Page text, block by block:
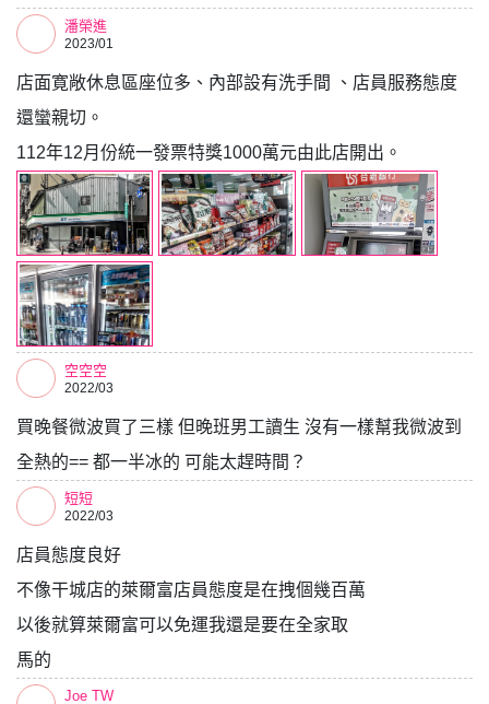
潘榮進
2023/01
店面寛敞休息區座位多、內部設有洗手間 、店員服務態度
還蠻親切。
112年12月份統一發票特獎1000萬元由此店開出。
空空空
2022/03
買晚餐微波買了三樣 但晚班男工讀生 沒有一樣幫我微波到
全熱的== 都一半冰的 可能太趕時間？
短短
2022/03
店員態度良好
不像干城店的萊爾富店員態度是在拽個幾百萬
以後就算萊爾富可以免運我還是要在全家取
馬的
Joe TW